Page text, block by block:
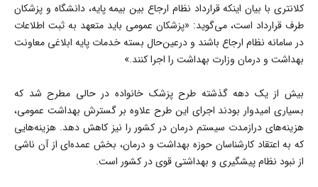
کلانتری با بیان اینکه قرارداد نظام ارجاع بین بیمه پایه، دانشگاه و پزشکان
طرف قرارداد است، می‌گوید: «پزشکان عمومی باید متعهد به ثبت اطلاعات
در سامانه نظام ارجاع باشند و درعین‌حال بسته‌ خدمات پایه ابلاغی معاونت
بهداشت و درمان وزارت بهداشت را اجرا کنند.»
بیش از یک دهه گذشته طرح پزشک خانواده در حالی مطرح شد که
بسیاری امیدوار بودند اجرای این طرح علاوه بر گسترش بهداشت عمومی،
هزینه‌های درازمدت سیستم درمان در کشور را نیز کاهش دهد. هزینه‌هایی
که به اعتقاد کارشناسان حوزه بهداشت و درمان، بخش عمده‌ای از آن ناشی
از نبود نظام پیشگیری و بهداشتی قوی در کشور است.